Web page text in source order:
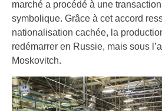
marché a procédé à une
symbolique. Grâce à cet accord
nationalisation cachée, la
redémarrer en Russie, mais sous
Moskovitch.